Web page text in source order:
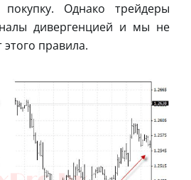
Однако трейдеры
дивергенцией и мы не
этого правила.